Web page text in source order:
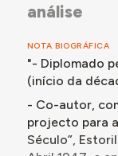
análise
NOTA BIOGRÁFICA
"- Diplomado
(início da
- Co-autor,
projecto para
Século”,